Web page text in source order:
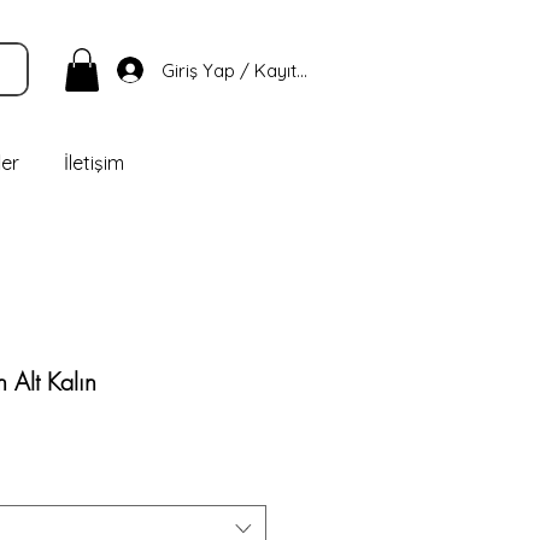
Giriş Yap / Kayıt Ol
İletişim
Alt Kalın